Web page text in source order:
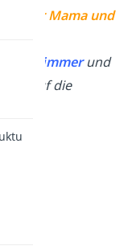
Mama und
und
auf die